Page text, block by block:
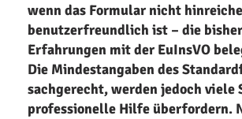
wenn das Formular nicht
benutzerfreundlich ist – die
Erfahrungen mit der EuInsVO
Die Mindestangaben des
sachgerecht, werden jedoch viele
professionelle Hilfe überfordern.